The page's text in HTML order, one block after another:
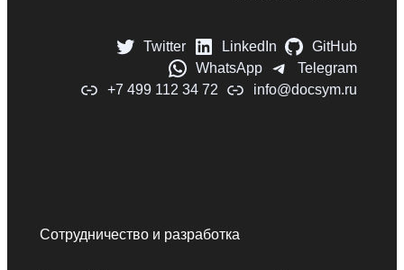
Twitter LinkedIn
GitHub
WhatsApp
Telegram
+7 499 112 34 72
info@docsym.ru
Сотрудничество и разработка